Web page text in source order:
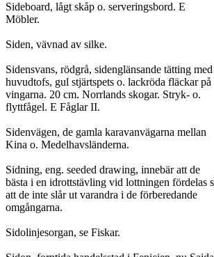
Sideboard, lågt skåp o. serveringsbord. E
Möbler.
Siden, vävnad av silke.
Sidensvans, rödgrå, sidenglänsande tätting med
huvudtofs, gul stjärtspets o. lackröda fläckar på
vingarna. 20 cm. Norrlands skogar. Stryk- o.
flyttfågel. E Fåglar II.
Sidenvägen, de gamla karavanvägarna mellan
Kina o. Medelhavsländerna.
Sidning, eng. seeded drawing, innebär att de
bästa i en idrottstävling vid lottningen fördelas
att de inte slår ut varandra i de förberedande
omgångarna.
Sidolinjesorgan, se Fiskar.